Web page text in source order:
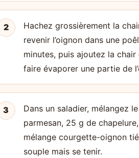
2
Hachez grossièrement la
revenir l’oignon dans une
minutes, puis ajoutez la
faire évaporer une partie de
3
Dans un saladier, mélangez
parmesan, 25 g de
mélange courgette-oignon
souple mais se tenir.